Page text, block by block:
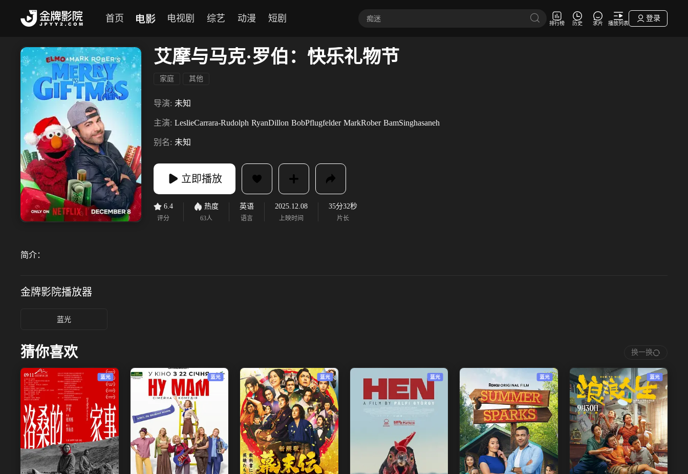
首页 电影 电视剧 综艺 动漫 短剧 排行榜 历史 求片 播放列表
登录
艾摩与马克·罗伯：快乐礼物节
家庭 其他
导演: 未知
主演: LeslieCarrara-Rudolph RyanDillon BobPflugfelder MarkRober BamSinghasaneh
别名: 未知
立即播放
6.4
评分
热度
63人
英语
语言
2025.12.08
上映时间
35分32秒
片长
简介：
金牌影院播放器
蓝光
猜你喜欢 换一换
蓝光 蓝光 蓝光 蓝光 蓝光 蓝光